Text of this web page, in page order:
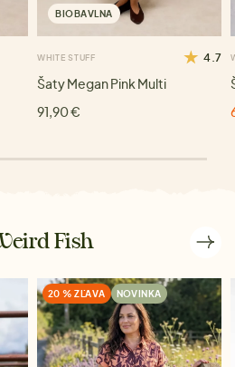
BIOBAVLNA
WHITE STUFF 4.7
Šaty Megan Pink Multi
91,90 €
Fish
20 % ZĽAVA NOVINKA